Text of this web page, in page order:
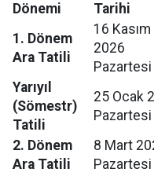
Dönemi
Tarihi
1. Dönem
Ara Tatili
16 Kasım
2026
Pazartesi
Yarıyıl
(Sömestr)
Tatili
25 Ocak
Pazartesi
2. Dönem
Ara Tatili
8 Mart
Pazartesi